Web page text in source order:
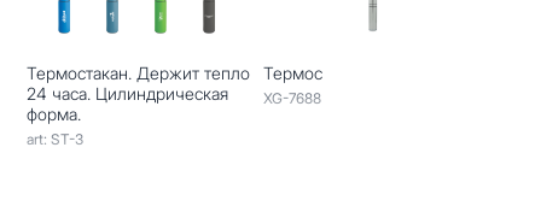
Термостакан. Держит тепло
24 часа. Цилиндрическая
форма.
art: ST-3
Термос
XG-7688